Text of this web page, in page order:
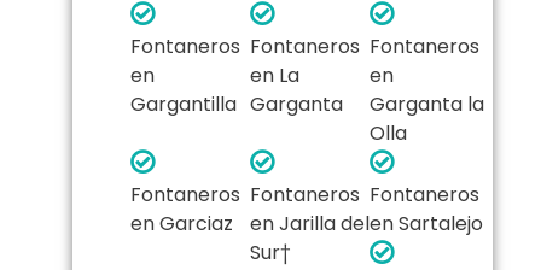
Fontaneros
en
Gargantilla
Fontaneros
en La
Garganta
Fontaneros
en
Garganta la
Olla
Fontaneros
en Garciaz
Fontaneros
en Jarilla del
Sur†
Fontaneros
en Sartalejo